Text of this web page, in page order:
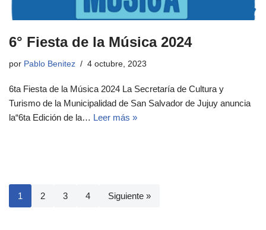
6° Fiesta de la Música 2024
por Pablo Benitez 4 octubre, 2023
6ta Fiesta de la Música 2024 La Secretaría de Cultura y
Turismo de la Municipalidad de San Salvador de Jujuy anuncia
la“6ta Edición de la… Leer más »
1 2 3 4 Siguiente »